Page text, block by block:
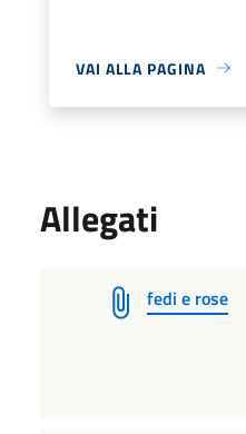
VAI ALLA PAGINA
Allegati
fedi e rose